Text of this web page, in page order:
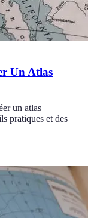
Un Atlas
un atlas
pratiques et des